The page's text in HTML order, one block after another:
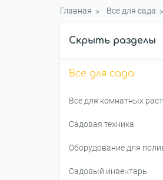
Главная Все для сада
Скрыть разделы
Все для сада
Все для комнатных
Садовая техника
Оборудование для
Садовый инвентарь